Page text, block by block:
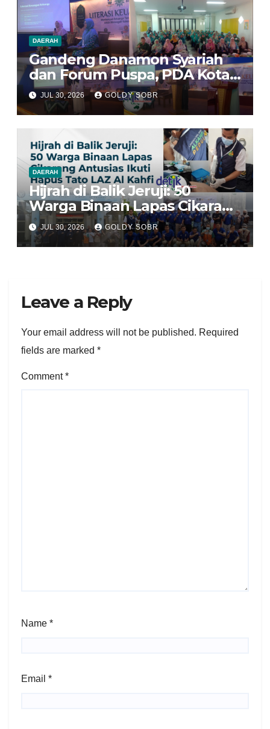
DAERAH
Gandeng Danamon Syariah
dan Forum Puspa, PDA Kota
Bekasi Dorong Perempuan
Jadi Pengelola Ekonomi
Keluarga yang Tangguh
JUL 30, 2026 GOLDY SOBR
DAERAH
Hijrah di Balik Jeruji: 50
Warga Binaan Lapas Cikarang
Antusias Ikuti Program Hapus
Tato LAZ Al Kahfi
JUL 30, 2026 GOLDY SOBR
Leave a Reply
Your email address will not be published. Required
fields are marked *
Comment*
Name *
Email *